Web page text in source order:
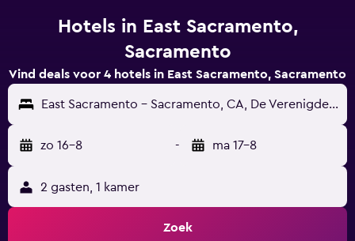
Hotels in East Sacramento,
Sacramento
Vind deals voor 4 hotels in East Sacramento, Sacramento
East Sacramento - Sacramento, CA, De Verenigde Staten
zo 16-8 - ma 17-8
2 gasten, 1 kamer
Zoek